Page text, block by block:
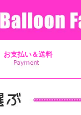
お支払い＆送料